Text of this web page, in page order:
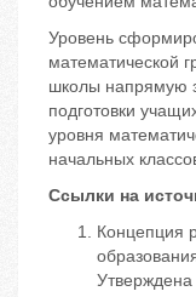
Уровень
математической
школы напрямую
подготовки
уровня
начальных
Ссылки на
Концепция